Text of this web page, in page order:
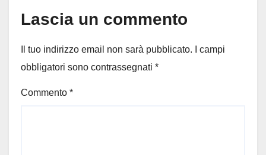
Lascia un commento
Il tuo indirizzo email non sarà pubblicato.
I campi
obbligatori sono contrassegnati *
Commento *